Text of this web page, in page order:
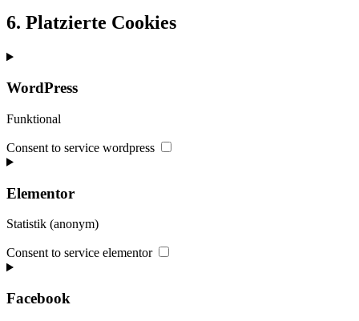
6. Platzierte Cookies
WordPress
Funktional
Consent to service wordpress
Elementor
Statistik (anonym)
Consent to service elementor
Facebook